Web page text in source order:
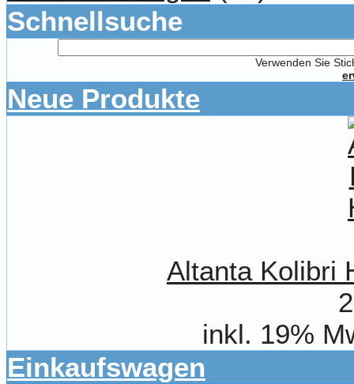
Schnellsuche
Verwenden Sie
Neue Produkte
Altanta Kolibri
inkl. 19%
Einkaufswagen